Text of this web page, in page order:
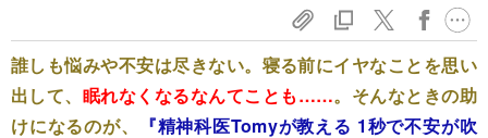
誰しも悩みや不安は尽きない。寝る前にイヤなことを思い
出して、 眠れなくなるなんてことも……。そんなときの助
けになるのが、
『精神科医Tomyが教える 1秒で不安が吹